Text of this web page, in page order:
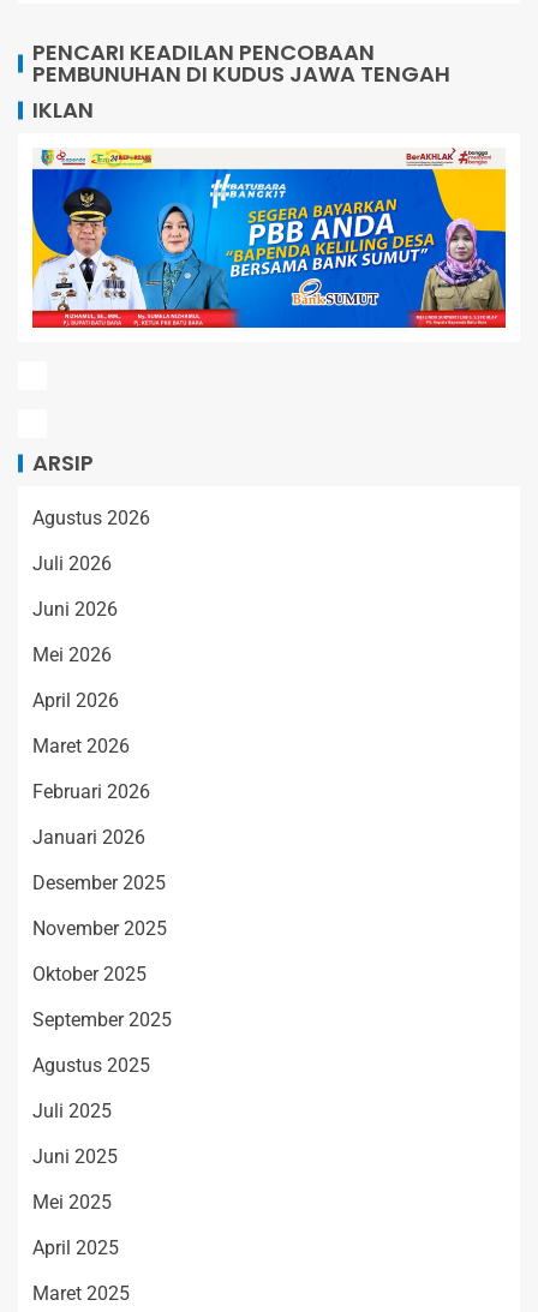
PENCARI KEADILAN PENCOBAAN
PEMBUNUHAN DI KUDUS JAWA TENGAH
IKLAN
ARSIP
Agustus 2026
Juli 2026
Juni 2026
Mei 2026
April 2026
Maret 2026
Februari 2026
Januari 2026
Desember 2025
November 2025
Oktober 2025
September 2025
Agustus 2025
Juli 2025
Juni 2025
Mei 2025
April 2025
Maret 2025